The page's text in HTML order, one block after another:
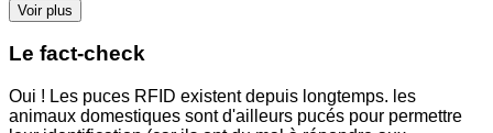
Voir plus
Le fact-check
Oui ! Les puces RFID existent depuis longtemps. les
animaux domestiques sont d'ailleurs pucés pour permettre